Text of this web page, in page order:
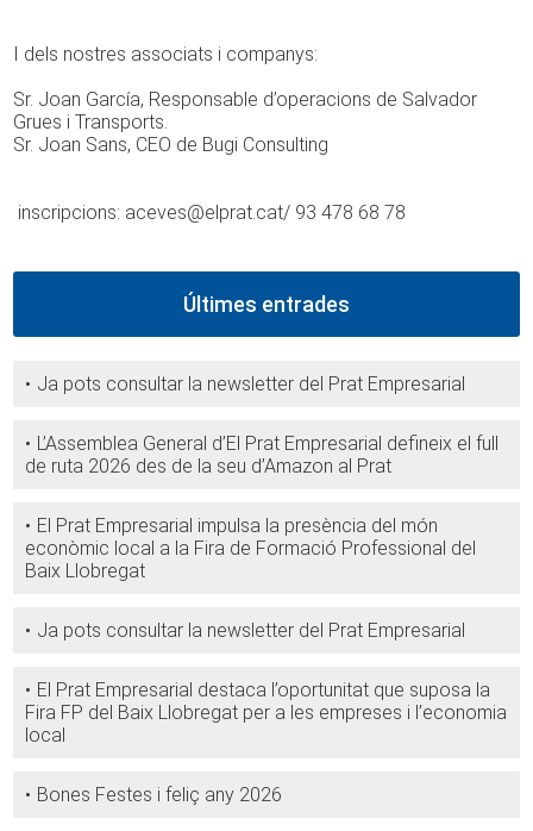
I dels nostres associats i companys:
Sr. Joan García, Responsable d’operacions de Salvador
Grues i Transports.
Sr. Joan Sans, CEO de Bugi Consulting
inscripcions: aceves@elprat.cat/ 93 478 68 78
Últimes entrades
Ja pots consultar la newsletter del Prat Empresarial
L’Assemblea General d’El Prat Empresarial defineix el full
de ruta 2026 des de la seu d’Amazon al Prat
El Prat Empresarial impulsa la presència del món
econòmic local a la Fira de Formació Professional del
Baix Llobregat
Ja pots consultar la newsletter del Prat Empresarial
El Prat Empresarial destaca l’oportunitat que suposa la
Fira FP del Baix Llobregat per a les empreses i l’economia
local
Bones Festes i feliç any 2026